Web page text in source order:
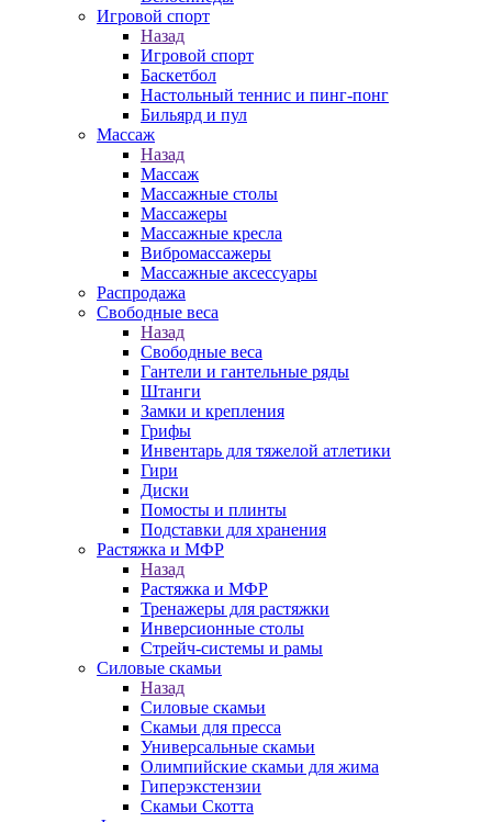
Игровой спорт
Назад
Игровой спорт
Баскетбол
Настольный теннис и пинг-понг
Бильярд и пул
Массаж
Назад
Массаж
Массажные столы
Массажеры
Массажные кресла
Вибромассажеры
Массажные аксессуары
Распродажа
Свободные веса
Назад
Свободные веса
Гантели и гантельные ряды
Штанги
Замки и крепления
Грифы
Инвентарь для тяжелой атлетики
Гири
Диски
Помосты и плинты
Подставки для хранения
Растяжка и МФР
Назад
Растяжка и МФР
Тренажеры для растяжки
Инверсионные столы
Стрейч-системы и рамы
Силовые скамьи
Назад
Силовые скамьи
Скамьи для пресса
Универсальные скамьи
Олимпийские скамьи для жима
Гиперэкстензии
Скамьи Скотта